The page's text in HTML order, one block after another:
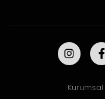
Kurumsal